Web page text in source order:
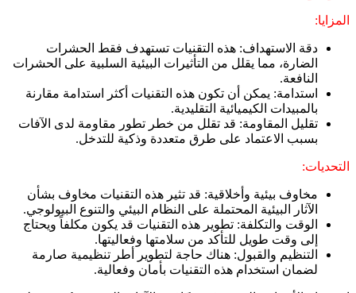
المزايا:
دقة الاستهداف: هذه التقنيات تستهدف فقط الحشرات
الضارة، مما يقلل من التأثيرات البيئية السلبية على الحشرات
النافعة.
استدامة: يمكن أن تكون هذه التقنيات أكثر استدامة مقارنة
بالمبيدات الكيميائية التقليدية.
تقليل المقاومة: قد تقلل من خطر تطور مقاومة لدى الآفات
بسبب الاعتماد على طرق متعددة وذكية للتدخل.
التحديات:
مخاوف بيئية وأخلاقية: قد تثير هذه التقنيات مخاوف بشأن
الآثار البيئية المحتملة على النظام البيئي والتنوع البيولوجي.
الوقت والتكلفة: تطوير هذه التقنيات قد يكون مكلفاً ويحتاج
إلى وقت طويل للتأكد من سلامتها وفعاليتها.
التنظيم والقبول: هناك حاجة لتطوير أطر تنظيمية صارمة
لضمان استخدام هذه التقنيات بأمان وفعالية.